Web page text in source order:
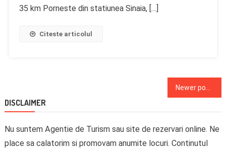
35 km Porneste din statiunea Sinaia, […]
Citeste articolul
navigation
DISCLAIMER
Nu suntem Agentie de Turism sau site de rezervari online. Ne
place sa calatorim si promovam anumite locuri. Continutul